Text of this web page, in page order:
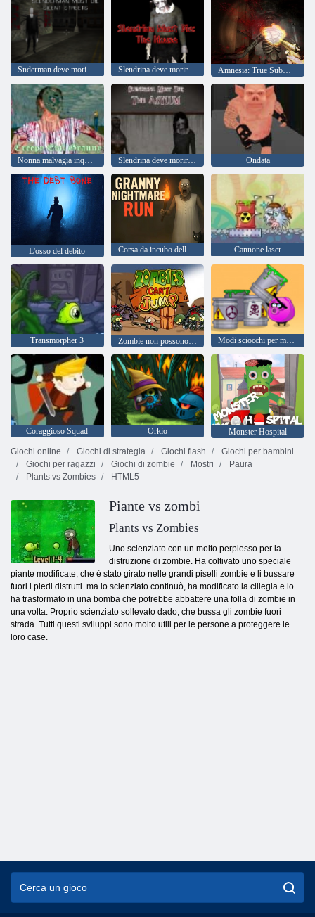
Snderman deve morire: strade silenziose Slendrina deve morire la casa Amnesia: True Subway Horror
Nonna malvagia inquietante Slendrina deve morire l'asilo Ondata
L'osso del debito Corsa da incubo della nonna Cannone laser
Transmorpher 3 Zombie non possono saltare Modi sciocchi per morire 2
Coraggioso Squad Orkio
Monster Hospital
Giochi online
Giochi di strategia Giochi flash
Giochi per bambini
Giochi per ragazzi
Giochi di zombie Mostri
Paura
Plants vs Zombies
HTML5
Piante vs zombi
Plants vs Zombies
Uno scienziato con un molto perplesso per la
distruzione di zombie. Ha coltivato uno speciale
piante modificate, che è stato girato nelle grandi piselli zombie e li bussare
fuori i piedi distrutti. ma lo scienziato continuò, ha modificato la ciliegia e lo
ha trasformato in una bomba che potrebbe abbattere una folla di zombie in
una volta. Proprio scienziato sollevato dado, che bussa gli zombie fuori
strada. Tutti questi sviluppi sono molto utili per le persone a proteggere le
loro case.